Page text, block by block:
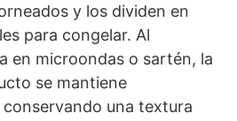
y los dividen en
para congelar. Al
en microondas o sartén, la
se mantiene
una textura